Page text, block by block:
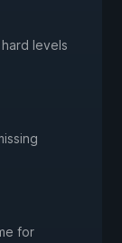
levels
for